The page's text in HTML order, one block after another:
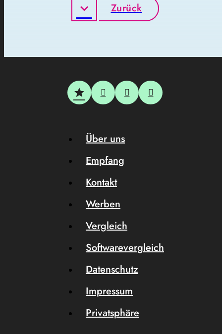
Zurück
Über uns
Empfang
Kontakt
Werben
Vergleich
Softwarevergleich
Datenschutz
Impressum
Privatsphäre